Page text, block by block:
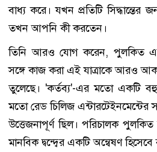
বাধ্য করে। যখন প্রতিটি সিদ্ধান্তের
তখন আপনি কী করতেন।
তিনি আরও যোগ করেন, পুলকিত
সঙ্গে কাজ করা এই যাত্রাকে আরও
তুলেছে। 'কর্তব্য'-এর মতো একটি
মতো রেড চিলিজ এন্টারটেইনমেন্টের
উত্তেজনাপূর্ণ ছিল। পরিচালক পুলকিত
মানবিক দ্বন্দ্বের একটি অন্বেষণ